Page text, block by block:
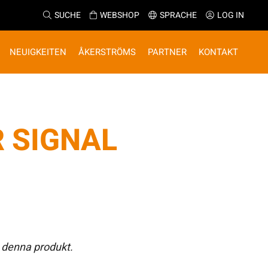
SUCHE WEBSHOP SPRACHE LOG IN
NEUIGKEITEN ÅKERSTRÖMS PARTNER KONTAKT
SIGNAL
produkt.